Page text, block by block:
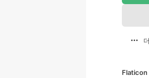
Flaticon